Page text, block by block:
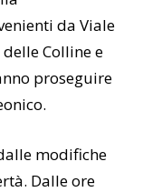
da Viale
Colline e
proseguire
modifiche
Dalle ore